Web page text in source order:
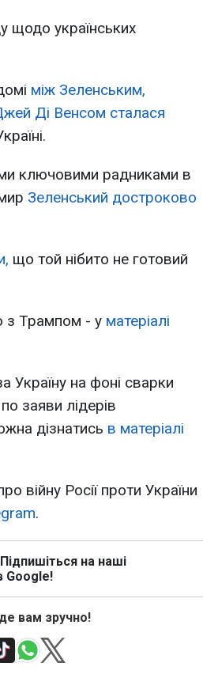
щодо українських
між Зеленським,
Ді Венсом сталася
ключовими радниками в
Зеленський достроково
що той нібито не готовий
з Трампом - у матеріалі
на фоні сварки
заяви лідерів
дізнатись в матеріалі
війну Росії проти України
.
на наші
Google!
вам зручно!